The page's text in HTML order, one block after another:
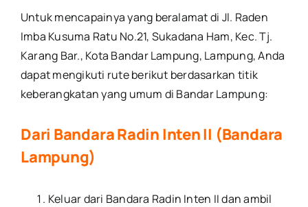
Untuk mencapainya yang beralamat di Jl. Raden
Imba Kusuma Ratu No.21, Sukadana Ham, Kec. Tj.
Karang Bar., Kota Bandar Lampung, Lampung, Anda
dapat mengikuti rute berikut berdasarkan titik
keberangkatan yang umum di Bandar Lampung:
Dari Bandara Radin Inten II (Bandara
Lampung)
Keluar dari Bandara Radin Inten II dan ambil